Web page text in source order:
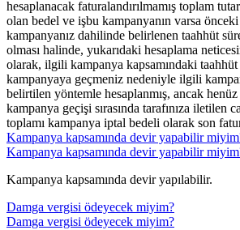
hesaplanacak faturalandırılmamış toplam tutar
olan bedel ve işbu kampanyanın varsa
kampanyanız dahilinde belirlenen taahhüt
olması halinde, yukarıdaki hesaplama
olarak, ilgili kampanya kapsamındaki
kampanyaya geçmeniz nedeniyle ilgili
belirtilen yöntemle hesaplanmış, ancak
kampanya geçişi sırasında tarafınıza iletilen
toplamı kampanya iptal bedeli olarak son
Kampanya kapsamında devir yapabilir
Kampanya kapsamında devir yapabilir
Kampanya kapsamında devir yapılabilir.​​
Damga vergisi ödeyecek miyim?
Damga vergisi ödeyecek miyim?